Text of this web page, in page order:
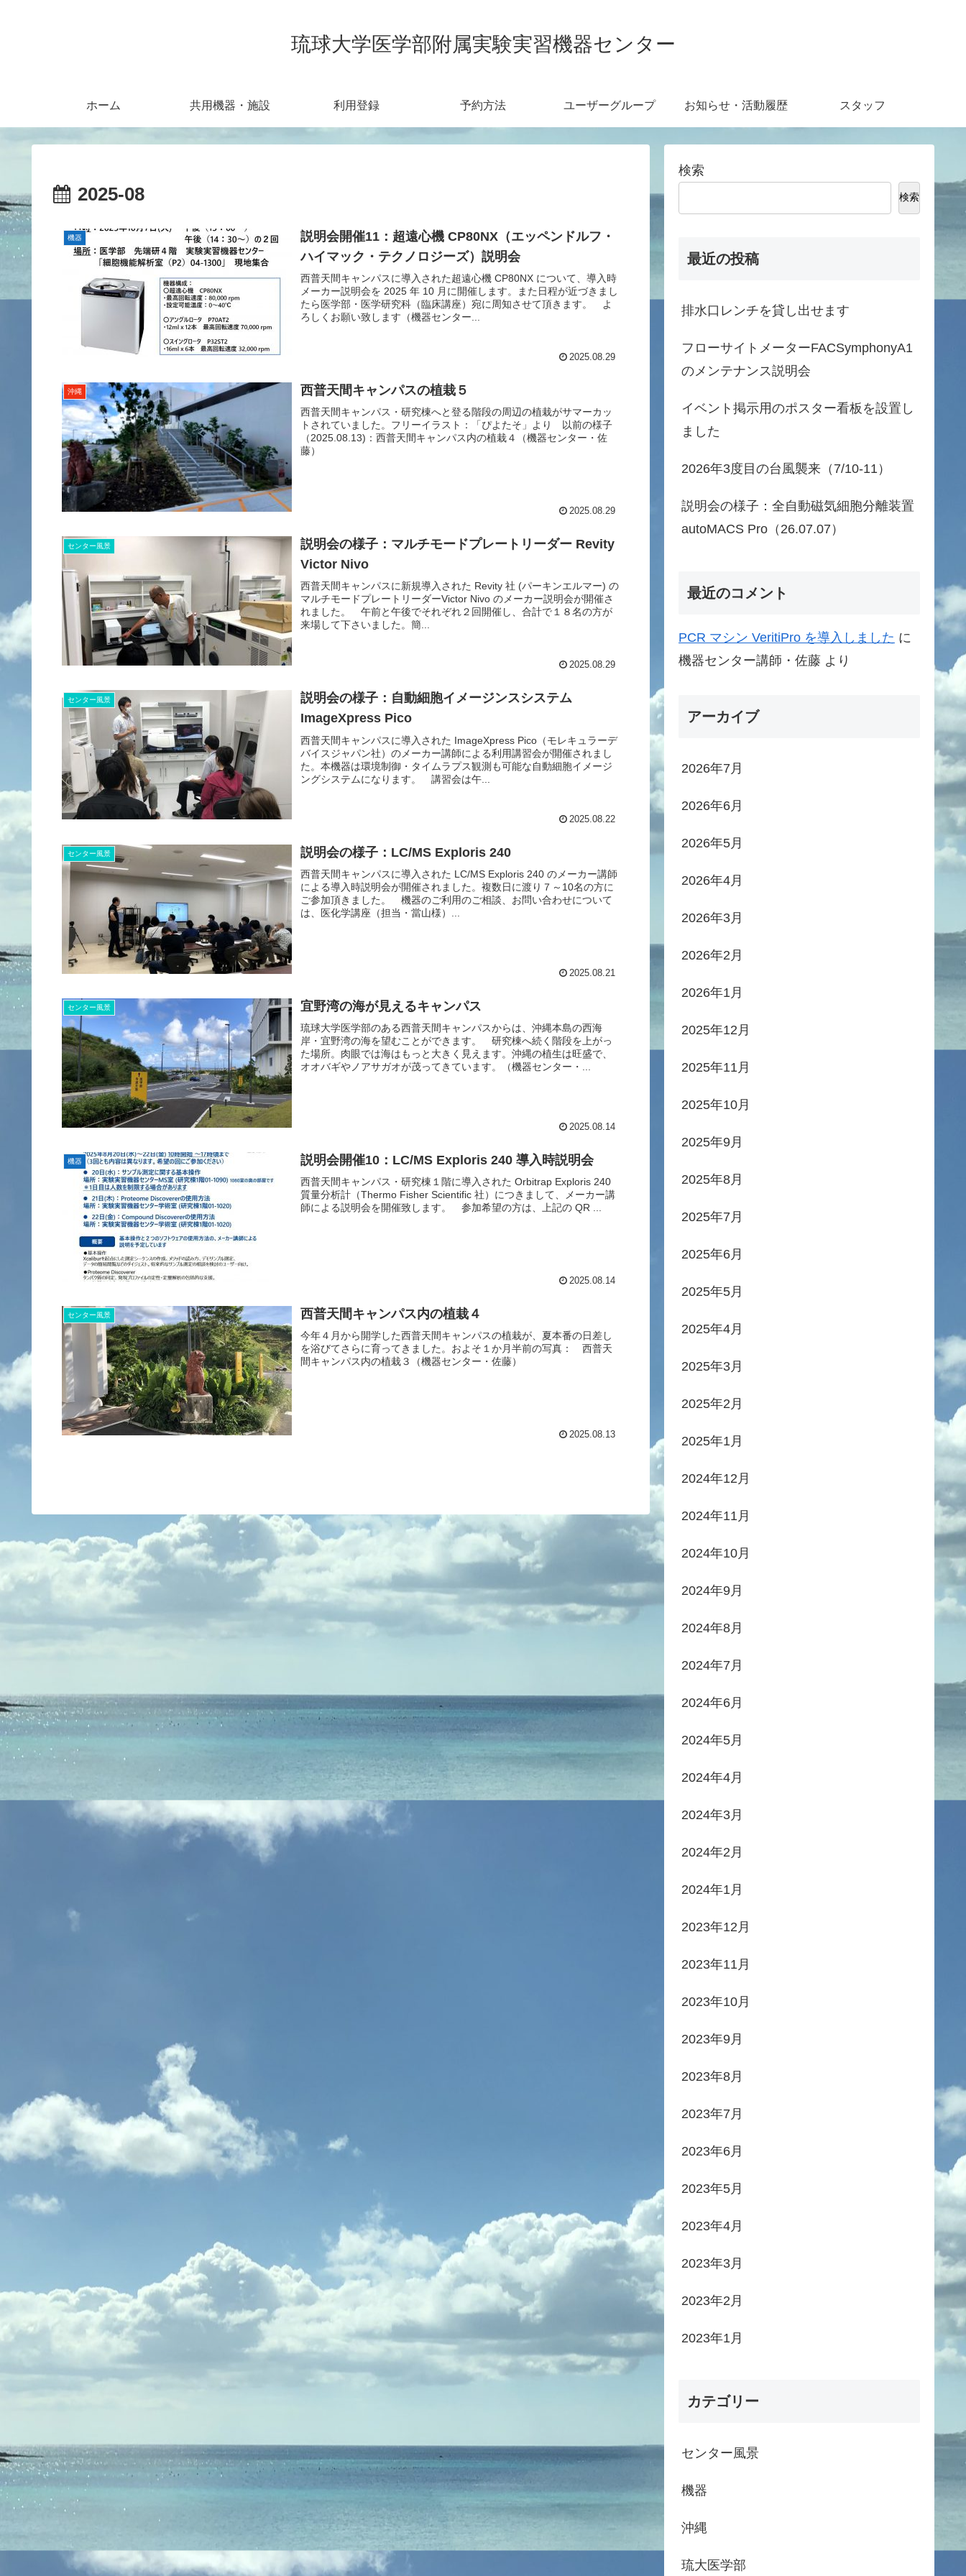
琉球大学医学部附属実験実習機器センター
ホーム 共用機器・施設 利用登録 予約方法 ユーザーグループ お知らせ・活動履歴 スタッフ
2025-08
機器
説明会開催11：超遠心機 CP80NX（エッペンドルフ・
ハイマック・テクノロジーズ）説明会
西普天間キャンパスに導入された超遠心機 CP80NX について、導入時
メーカー説明会を 2025 年 10 月に開催します。また日程が近づきまし
たら医学部・医学研究科（臨床講座）宛に周知させて頂きます。 よ
ろしくお願い致します（機器センター...
2025.08.29
沖縄 西普天間キャンパスの植栽５
西普天間キャンパス・研究棟へと登る階段の周辺の植栽がサマーカッ
トされていました。フリーイラスト：「ぴよたそ」より 以前の様子
（2025.08.13)：西普天間キャンパス内の植栽４（機器センター・佐
藤）
2025.08.29
センター風景
説明会の様子：マルチモードプレートリーダー Revity
Victor Nivo
西普天間キャンパスに新規導入された Revity 社 (パーキンエルマー) の
マルチモードプレートリーダーVictor Nivo のメーカー説明会が開催さ
れました。 午前と午後でそれぞれ２回開催し、合計で１８名の方が
来場して下さいました。簡...
2025.08.29
センター風景
説明会の様子：自動細胞イメージンスシステム
ImageXpress Pico
西普天間キャンパスに導入された ImageXpress Pico（モレキュラーデ
バイスジャパン社）のメーカー講師による利用講習会が開催されまし
た。本機器は環境制御・タイムラプス観測も可能な自動細胞イメージ
ングシステムになります。 講習会は午...
2025.08.22
センター風景 説明会の様子：LC/MS Exploris 240
西普天間キャンパスに導入された LC/MS Exploris 240 のメーカー講師
による導入時説明会が開催されました。複数日に渡り７～10名の方に
ご参加頂きました。 機器のご利用のご相談、お問い合わせについて
は、医化学講座（担当・當山様）...
2025.08.21
センター風景 宜野湾の海が見えるキャンパス
琉球大学医学部のある西普天間キャンパスからは、沖縄本島の西海
岸・宜野湾の海を望むことができます。 研究棟へ続く階段を上がっ
た場所。肉眼では海はもっと大きく見えます。沖縄の植生は旺盛で、
オオバギやノアサガオが茂ってきています。（機器センター・...
2025.08.14
機器 説明会開催10：LC/MS Exploris 240 導入時説明会
西普天間キャンパス・研究棟１階に導入された Orbitrap Exploris 240
質量分析計（Thermo Fisher Scientific 社）につきまして、メーカー講
師による説明会を開催致します。 参加希望の方は、上記の QR ...
2025.08.14
センター風景 西普天間キャンパス内の植栽４
今年４月から開学した西普天間キャンパスの植栽が、夏本番の日差し
を浴びてさらに育ってきました。およそ１か月半前の写真： 西普天
間キャンパス内の植栽３（機器センター・佐藤）
2025.08.13
検索
検索
最近の投稿
排水口レンチを貸し出せます
フローサイトメーターFACSymphonyA1
のメンテナンス説明会
イベント掲示用のポスター看板を設置し
ました
2026年3度目の台風襲来（7/10-11）
説明会の様子：全自動磁気細胞分離装置
autoMACS Pro（26.07.07）
最近のコメント
PCR マシン VeritiPro を導入しました に
機器センター講師・佐藤 より
アーカイブ
2026年7月
2026年6月
2026年5月
2026年4月
2026年3月
2026年2月
2026年1月
2025年12月
2025年11月
2025年10月
2025年9月
2025年8月
2025年7月
2025年6月
2025年5月
2025年4月
2025年3月
2025年2月
2025年1月
2024年12月
2024年11月
2024年10月
2024年9月
2024年8月
2024年7月
2024年6月
2024年5月
2024年4月
2024年3月
2024年2月
2024年1月
2023年12月
2023年11月
2023年10月
2023年9月
2023年8月
2023年7月
2023年6月
2023年5月
2023年4月
2023年3月
2023年2月
2023年1月
カテゴリー
センター風景
機器
沖縄
琉大医学部